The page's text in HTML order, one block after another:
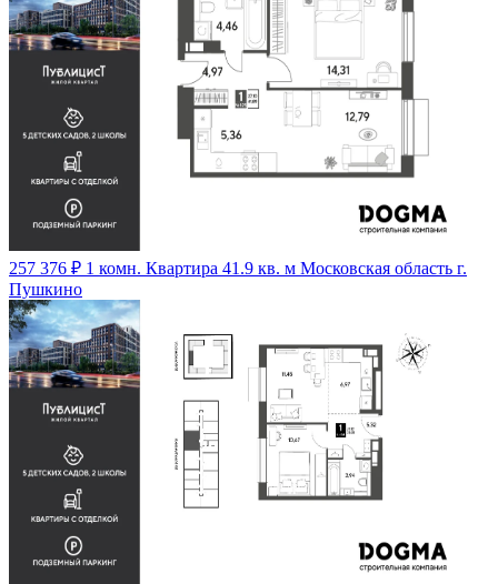
257 376 ₽ 1 комн. Квартира 41.9 кв. м Московская область г.
Пушкино